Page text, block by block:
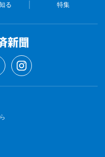
る 特集